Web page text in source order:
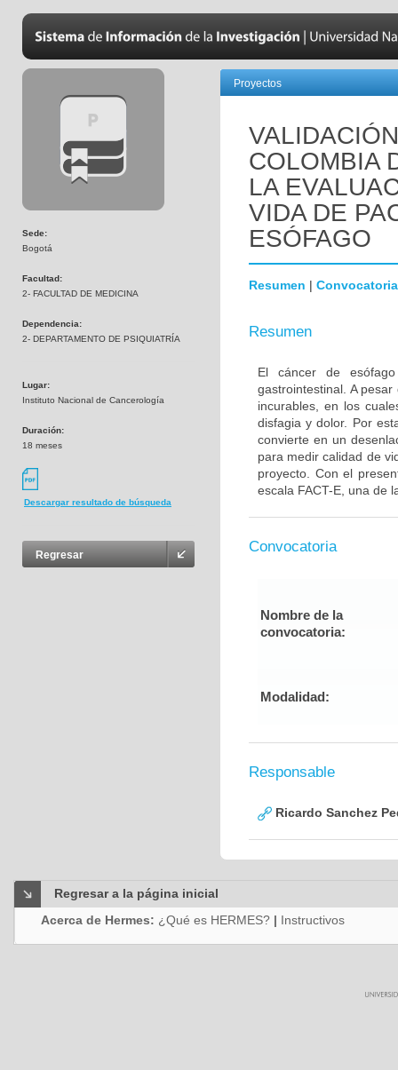
Sede:
Bogotá
Facultad:
2- FACULTAD DE MEDICINA
Dependencia:
2- DEPARTAMENTO DE PSIQUIATRÍA
Lugar:
Instituto Nacional de Cancerología
Duración:
18 meses
Descargar resultado de búsqueda
Regresar
Proyectos
COLOMBIA
LA
VIDA DE
ESÓFAGO
Resumen | Convocatoria
Resumen
El cáncer de
gastrointestinal. A
incurables, en los
disfagia y dolor. Por
convierte en un
para medir calidad de
proyecto. Con el
escala FACT-E, una de
Convocatoria
Nombre de la
convocatoria:
Modalidad:
Responsable
Ricardo Sanchez
Regresar a la página inicial
Acerca de Hermes: ¿Qué es HERMES? | Instructivos